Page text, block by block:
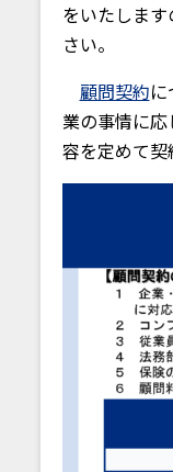
をいたしま
さい。
顧問契約
業の事情に
容を定めて契